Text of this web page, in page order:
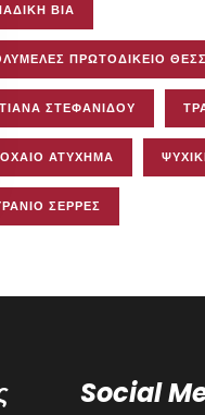
ΒΊΑ
ΠΡΩΤΟΔΙΚΕΊΟ
ΣΤΕΦΑΝΊΔΟΥ
ΑΤΎΧΗΜΑ
ΣΈΡΡΕΣ
Social